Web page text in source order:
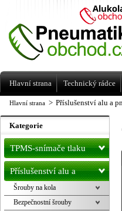
Hlavní strana > Příslušenství alu a
Kategorie
TPMS-snímače tlaku
Příslušenství alu a
pneu
Šrouby na kola
Bezpečnostní šrouby
Levné pneumatiky letní,
a litá kola Racing Line
Hlavní strana Technický rádce